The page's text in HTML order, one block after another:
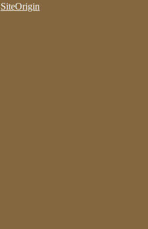
SiteOrigin